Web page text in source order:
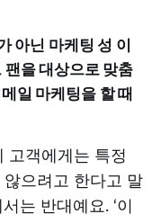
아닌 마케팅 성 이
팬을 대상으로 맞춤
일 마케팅을 할 때
고객에게는 특정
으려고 한다고 말
는 반대예요. ‘이